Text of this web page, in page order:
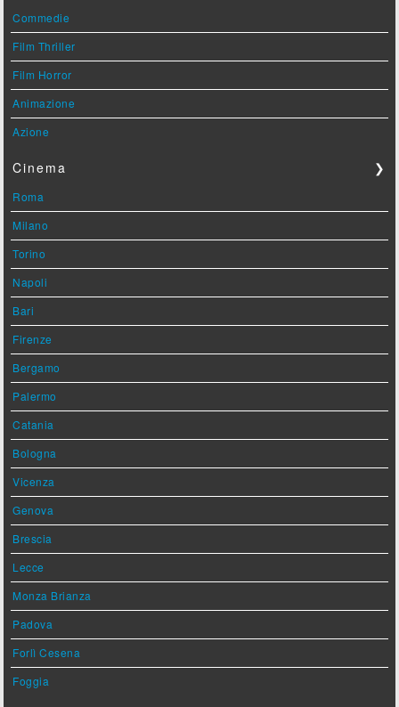
Commedie
Film Thriller
Film Horror
Animazione
Azione
Cinema ❯
Roma
Milano
Torino
Napoli
Bari
Firenze
Bergamo
Palermo
Catania
Bologna
Vicenza
Genova
Brescia
Lecce
Monza Brianza
Padova
Forlì Cesena
Foggia